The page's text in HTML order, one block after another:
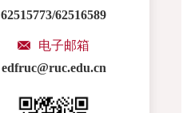
62515773/62516589
电子邮箱
edfruc@ruc.edu.cn